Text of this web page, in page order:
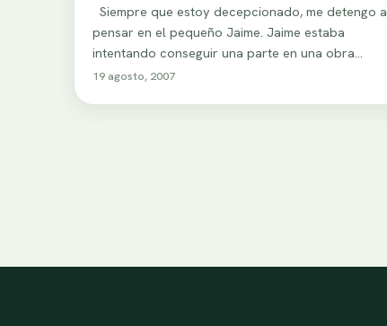
Siempre que estoy decepcionado, me detengo a
pensar en el pequeño Jaime. Jaime estaba
intentando conseguir una parte en una obra…
19 agosto, 2007